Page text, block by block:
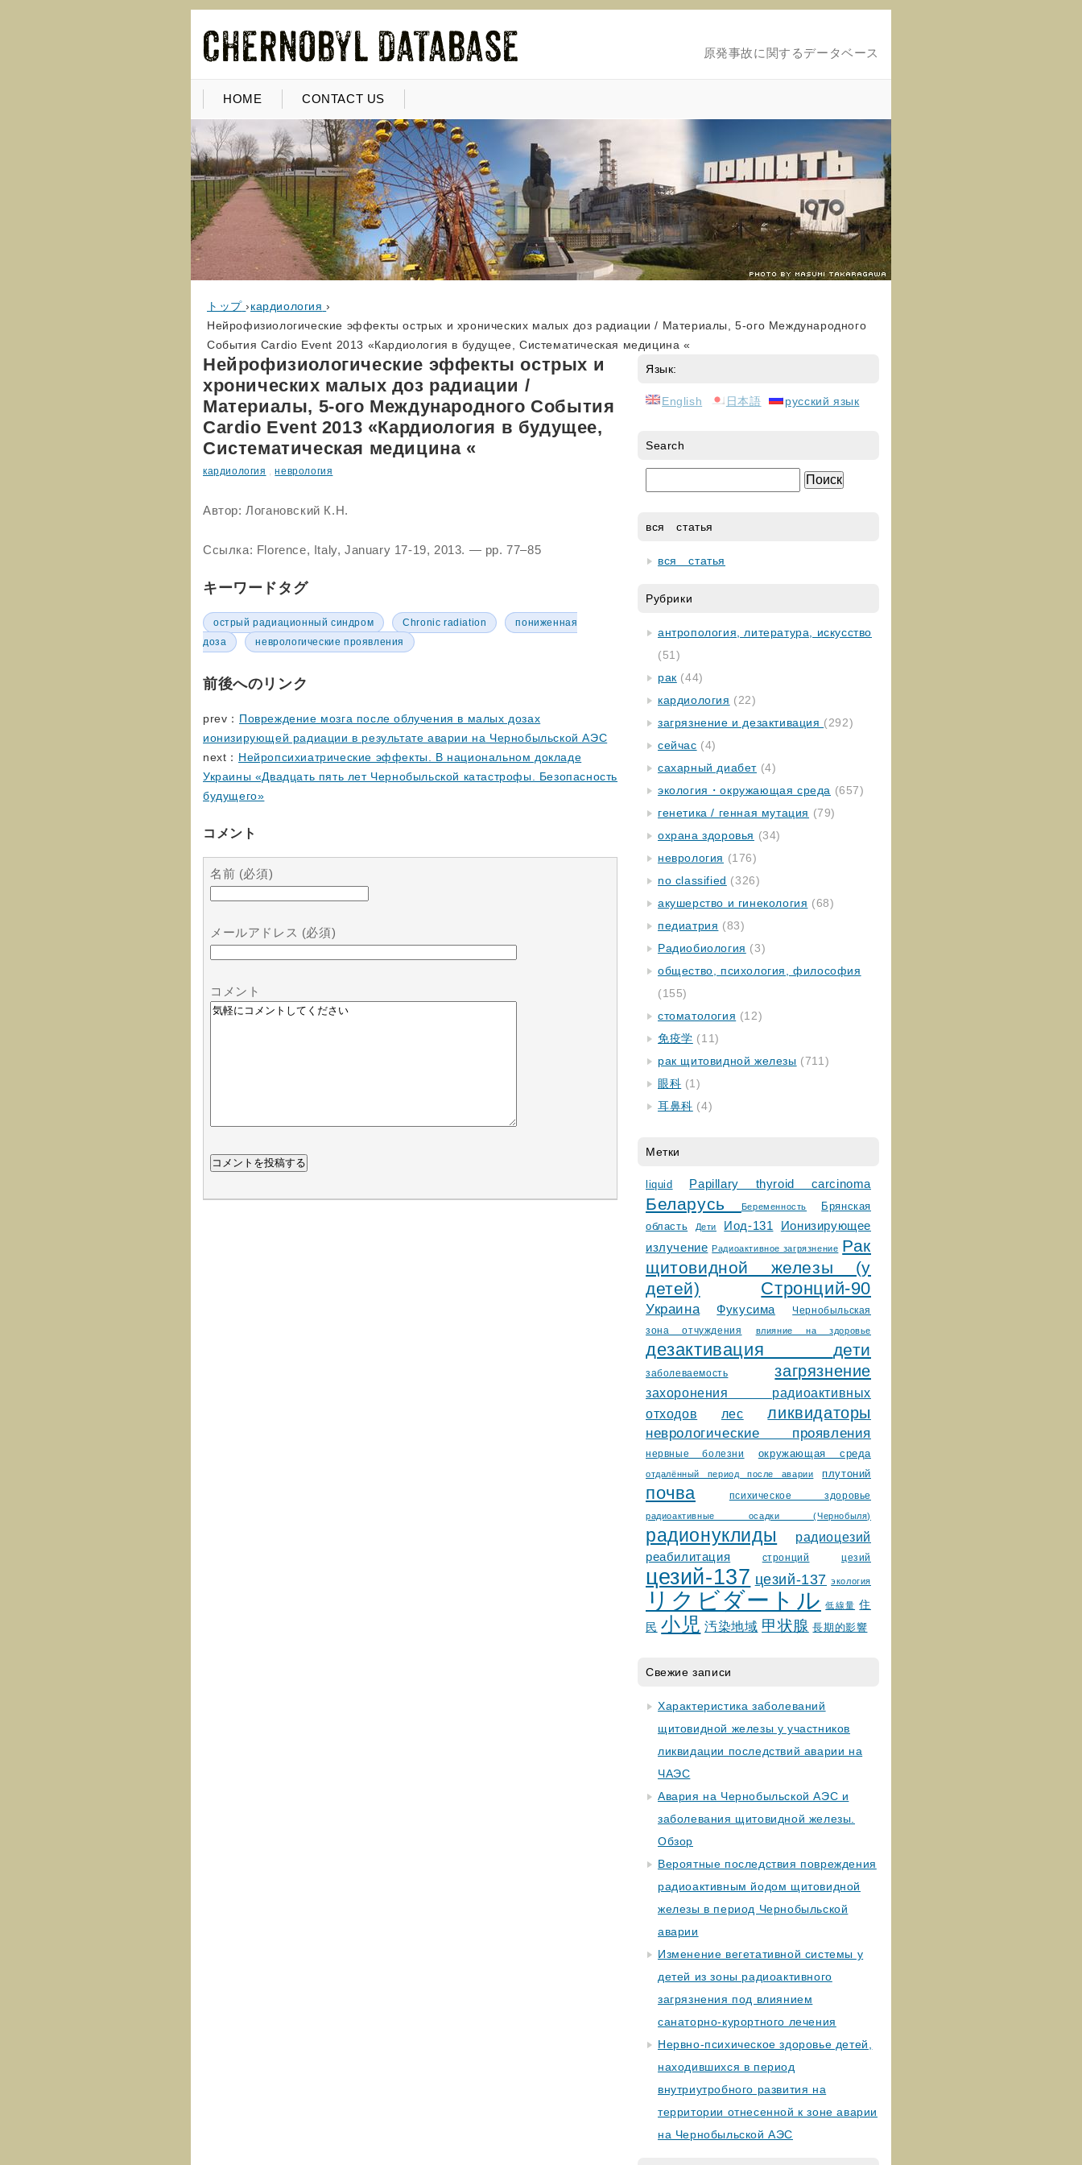
原発事故に関するデータベース
HOME CONTACT US
トップ ›кардиология ›
Нейрофизиологические эффекты острых и хронических малых доз радиации / Материалы, 5-ого Международного
События Cardio Event 2013 «Кардиология в будущее, Систематическая медицина «
Нейрофизиологические эффекты острых и
хронических малых доз радиации /
Материалы, 5-ого Международного События
Cardio Event 2013 «Кардиология в будущее,
Систематическая медицина «
кардиология ,неврология
Автор: Логановский К.Н.
Ссылка: Florence, Italy, January 17-19, 2013. — pp. 77–85
キーワードタグ
острый радиационный синдром Chronic radiation
пониженная
доза
неврологические проявления
前後へのリンク
prev： Повреждение мозга после облучения в малых дозах
ионизирующей радиации в результате аварии на Чернобыльской АЭС
next： Нейропсихиатрические эффекты. B национальном докладе
Украины «Двадцать пять лет Чернобыльской катастрофы. Безопасность
будущего»
コメント
名前 (必須)
メールアドレス (必須)
コメント
Язык:
English 日本語 русский язык
Search
вся статья
вся статья
Рубрики
антропология, литература, искусство
(51)
рак (44)
кардиология (22)
загрязнение и дезактивация (292)
сейчас (4)
сахарный диабет (4)
экология・окружающая среда (657)
генетика / генная мутация (79)
охрана здоровья (34)
неврология (176)
no classified (326)
акушерство и гинекология (68)
педиатрия (83)
Радиобиология (3)
общество, психология, философия
(155)
стоматология (12)
免疫学 (11)
рак щитовидной железы (711)
眼科 (1)
耳鼻科 (4)
Метки
liquid Papillary thyroid carcinoma
Беларусь Беременность
Брянская
область
Дети Иод-131
Ионизирующее
излучение Радиоактивное загрязнение Рак
щитовидной железы (у
детей)
Стронций-90
Украина Фукусима
Чернобыльская
зонa отчуждения
влияние на здоровье
дезактивация дети
заболеваемость загрязнение
захоронения радиоактивных
отходов
лес ликвидаторы
неврологические проявления
нервные болезни окружающая среда
отдалённый период после аварии плутоний
почва психическое здоровье
радиоактивные осадки (Чернобыля)
радионуклиды радиоцезий
реабилитация стронций цезий
цезий-137 цезий-137 экология
リクビダートル 低線量 住
民 小児 汚染地域 甲状腺 長期的影響
Свежие записи
Характеристика заболеваний
щитовидной железы у участников
ликвидации последствий аварии на
ЧАЭС
Авария на Чернобыльской АЭС и
заболевания щитовидной железы.
Обзор
Вероятные последствия повреждения
радиоактивным йодом щитовидной
железы в период Чернобыльской
аварии
Изменение вегетативной системы у
детей из зоны радиоактивного
загрязнения под влиянием
санаторно-курортного лечения
Нервно-психическое здоровье детей,
находившихся в период
внутриутробного развития на
территории отнесенной к зоне аварии
на Чернобыльской АЭС